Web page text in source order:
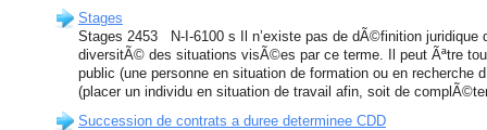
Stages
Stages 2453 N-I-6100 s Il n’existe pas de dÃ©finition juridique
diversitÃ© des situations visÃ©es par ce terme. Il peut Ãªtre
public (une personne en situation de formation ou en recherche
(placer un individu en situation de travail afin, soit de
Succession de contrats a duree determinee CDD